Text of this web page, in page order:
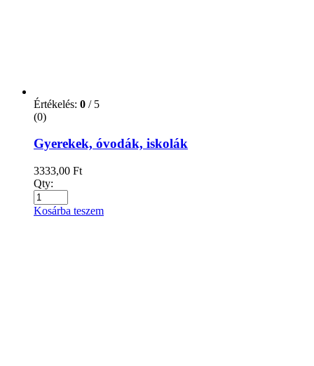
Értékelés: 0 / 5
(0)
Gyerekek, óvodák, iskolák
3333,00 Ft
Qty:
Kosárba teszem